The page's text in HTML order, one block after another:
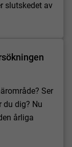
slutskedet av
Ser
du dig? Nu
årliga